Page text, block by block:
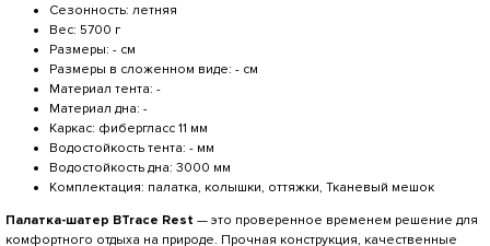
Сезонность: летняя
Вес: 5700 г
Размеры: - см
Размеры в сложенном виде: - см
Материал тента: -
Материал дна: -
Каркас: фибергласс 11 мм
Водостойкость тента: - мм
Водостойкость дна: 3000 мм
Комплектация: палатка, колышки, оттяжки, Тканевый мешок
Палатка-шатер BTrace Rest — это проверенное временем решение для
комфортного отдыха на природе. Прочная конструкция, качественные